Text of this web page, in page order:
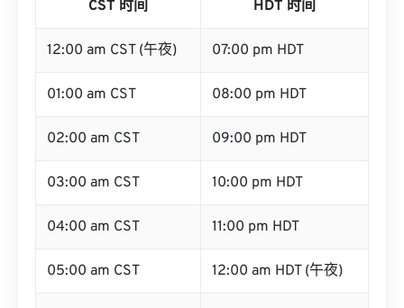
CST 时间 HDT 时间
12:00 am CST (午夜) 07:00 pm HDT
01:00 am CST 08:00 pm HDT
02:00 am CST 09:00 pm HDT
03:00 am CST 10:00 pm HDT
04:00 am CST 11:00 pm HDT
05:00 am CST 12:00 am HDT (午夜)